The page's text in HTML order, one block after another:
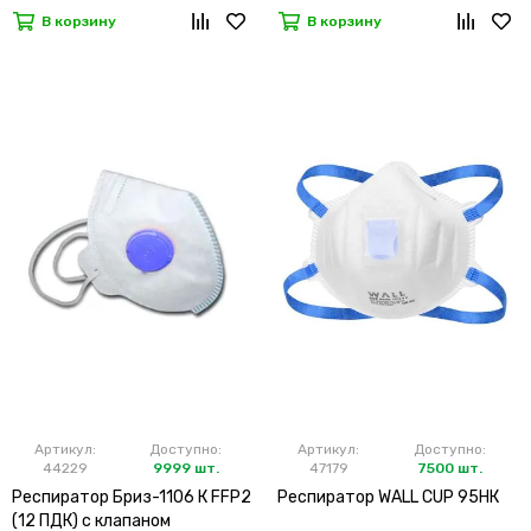
В корзину В корзину
Артикул:
44229
Доступно:
9999 шт.
Респиратор Бриз-1106 К FFP2
(12 ПДК) с клапаном
Артикул:
47179
Доступно:
7500 шт.
Респиратор WALL CUP 95HК